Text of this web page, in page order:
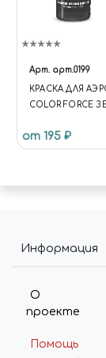
Арт. арт.0199
КРАСКА ДЛЯ
COLOR FORCE
от 195 ₽
Информация
О
проекте
Помощь